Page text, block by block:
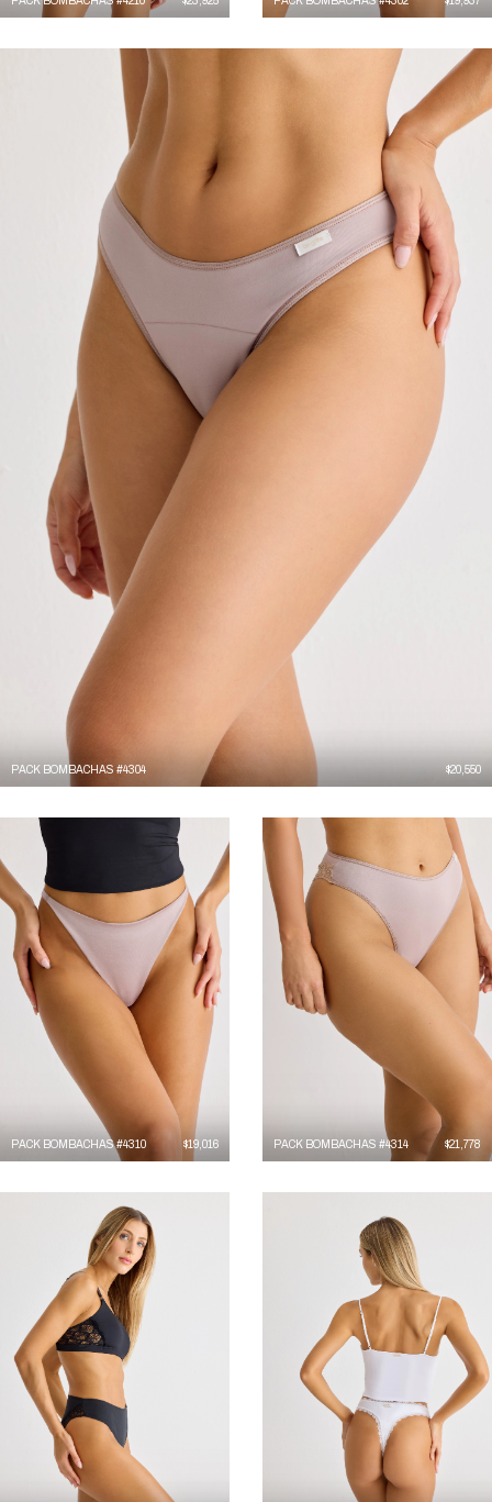
PACK BOMBACHAS #4304 $20,550
PACK BOMBACHAS #4310 $19,016 PACK BOMBACHAS #4314 $21,778